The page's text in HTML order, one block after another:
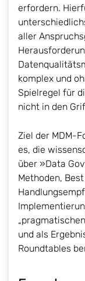
erfordern.
aller
komplex und
Spielregel für
nicht in den
Ziel der MDM-
es, die
über »Data
Methoden,
und als
Roundtables